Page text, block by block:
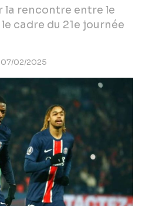
la rencontre entre le
cadre du 21e journée
07/02/2025